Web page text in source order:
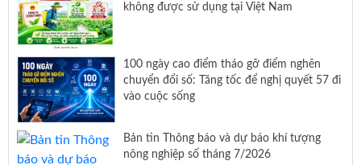
không được sử dụng tại Việt Nam
100 ngày cao điểm tháo gỡ điểm nghẽn
chuyển đổi số: Tăng tốc để nghị quyết 57 đi
vào cuộc sống
Bản tin Thông báo và dự báo khí tượng
nông nghiệp số tháng 7/2026